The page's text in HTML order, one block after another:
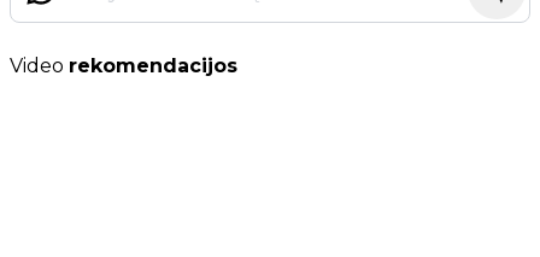
Video rekomendacijos